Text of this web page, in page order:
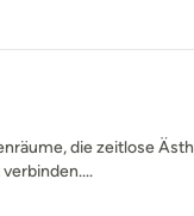
die zeitlose